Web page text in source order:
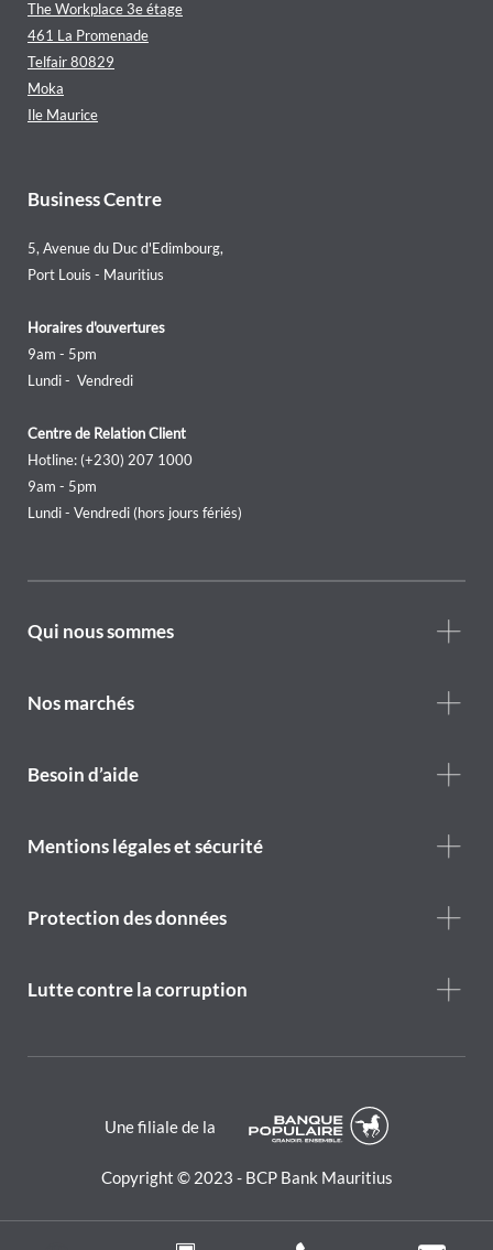
The Workplace 3e étage
461 La Promenade
Telfair 80829
Moka
Ile Maurice
Business Centre
5, Avenue du Duc d'Edimbourg,
Port Louis - Mauritius
Horaires d'ouvertures
9am - 5pm
Lundi - Vendredi
Centre de Relation Client
Hotline: (+230) 207 1000
9am - 5pm
Lundi - Vendredi (hors jours fériés)
Footer
are
Qui nous sommes
Nos marchés
Footer
Besoin d’aide
Footer
Mentions légales et sécurité
Protection des données
Lutte contre la corruption
Une filiale de la
Copyright © 2023 - BCP Bank Mauritius